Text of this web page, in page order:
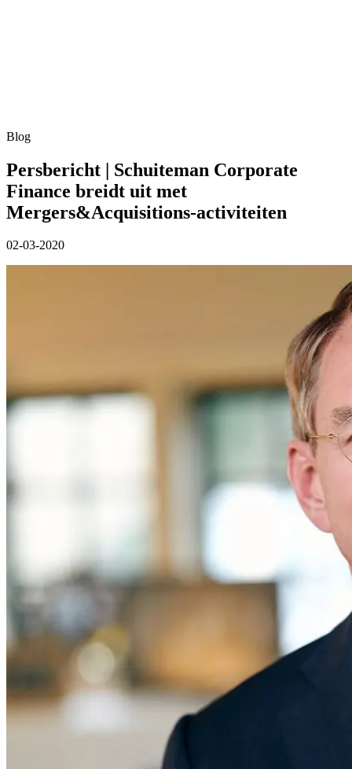
Blog
Persbericht | Schuiteman Corporate
Finance breidt uit met
Mergers&Acquisitions-activiteiten
02-03-2020